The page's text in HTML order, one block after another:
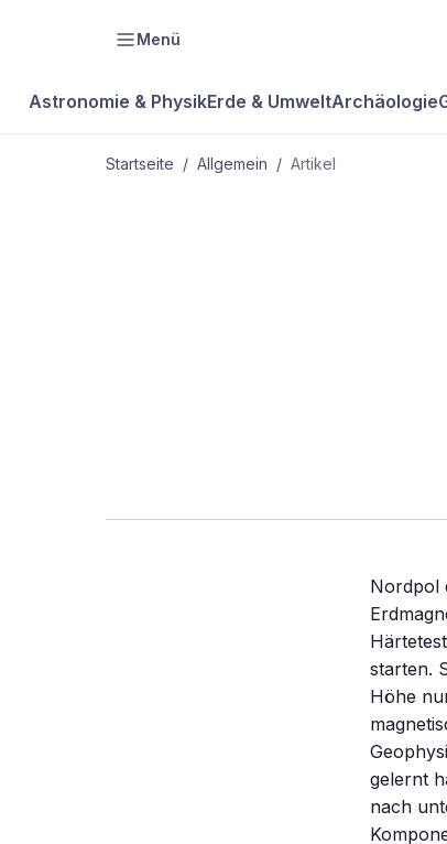
Menü
Astronomie & PhysikErde & UmweltArchäologie
Startseite / Allgemein / Artikel
Nordpol
starten.
Höhe
gelernt
nach